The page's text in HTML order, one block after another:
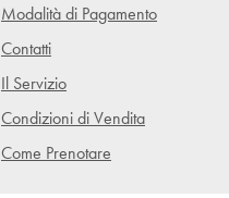
Modalità di Pagamento
Contatti
Il Servizio
Condizioni di Vendita
Come Prenotare